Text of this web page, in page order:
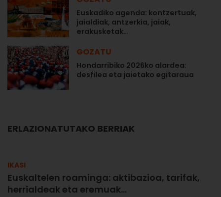
Euskadiko agenda: kontzertuak,
jaialdiak, antzerkia, jaiak,
erakusketak…
GOZATU
Hondarribiko 2026ko alardea:
desfilea eta jaietako egitaraua
ERLAZIONATUTAKO BERRIAK
IKASI
Euskaltelen roaminga: aktibazioa, tarifak,
herrialdeak eta eremuak…